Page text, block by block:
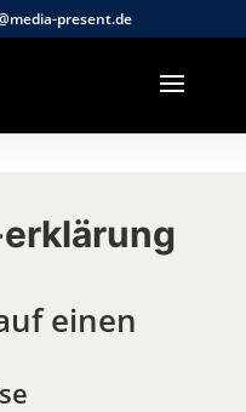
present.de
einen